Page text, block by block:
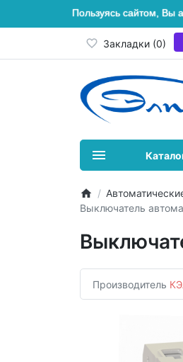
Пользуясь сайтом, Вы
Закладки (0)
Выключатель
Производитель